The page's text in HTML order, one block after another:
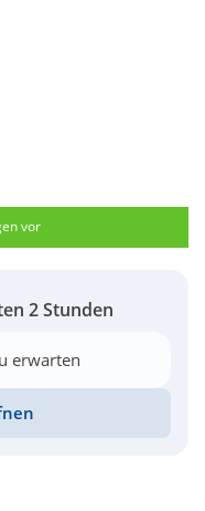
vor
2 Stunden
erwarten